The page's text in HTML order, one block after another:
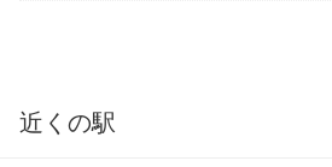
近くの駅